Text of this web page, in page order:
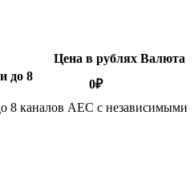
Цена в рублях Валюта
до 8
0₽
8 каналов AEC с независимыми